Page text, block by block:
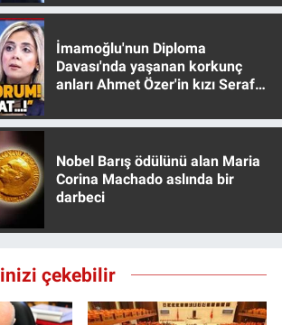
İmamoğlu'nun Diploma
Davası'nda yaşanan korkunç
anları Ahmet Özer'in kızı Seraf
Nobel Barış ödülünü alan Maria
Corina Machado aslında bir
darbeci
çekebilir